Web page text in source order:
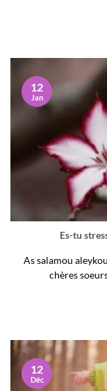
Es-tu
As salamou
chères
12
Jan
12
Déc